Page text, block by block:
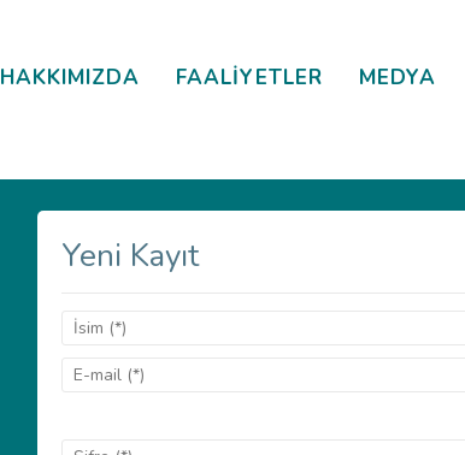
HAKKIMIZDA FAALİYETLER MEDYA
Yeni Kayıt